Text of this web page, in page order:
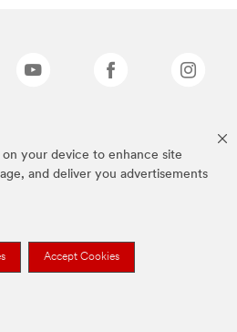
on your device to enhance site
and deliver you advertisements
Accept Cookies